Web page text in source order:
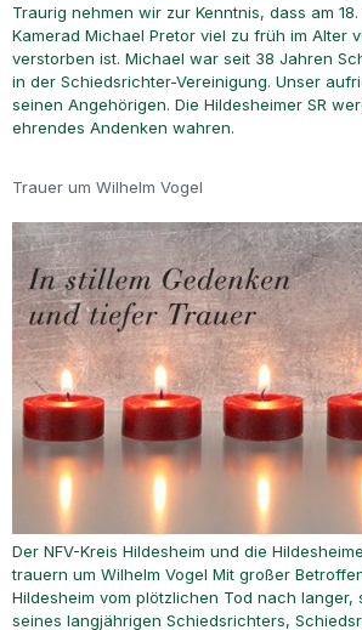
Traurig nehmen wir zur Kenntnis, dass am
Kamerad Michael Pretor viel zu früh im Alter
verstorben ist. Michael war seit 38 Jahren
in der Schiedsrichter-Vereinigung. Unser
seinen Angehörigen. Die Hildesheimer SR
ehrendes Andenken wahren.
Trauer um Wilhelm Vogel
Der NFV-Kreis Hildesheim und die
trauern um Wilhelm Vogel Mit großer
Hildesheim vom plötzlichen Tod nach langer,
seines langjährigen Schiedsrichters,